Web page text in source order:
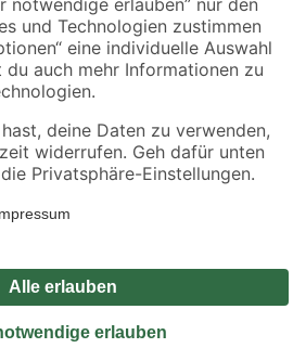
MwSt.. Die dargestellten Angebote sind unter
Die angegebenen Verfügbarkeiten beziehen
gilt nicht für Artikel mit Speditionsversand, hier
Impressum
Vertrag widerrufen